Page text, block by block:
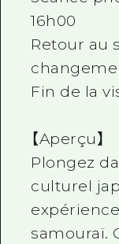
16h00
Retour au
Fin de la
【Aperçu】
Plongez
culturel
samouraï.